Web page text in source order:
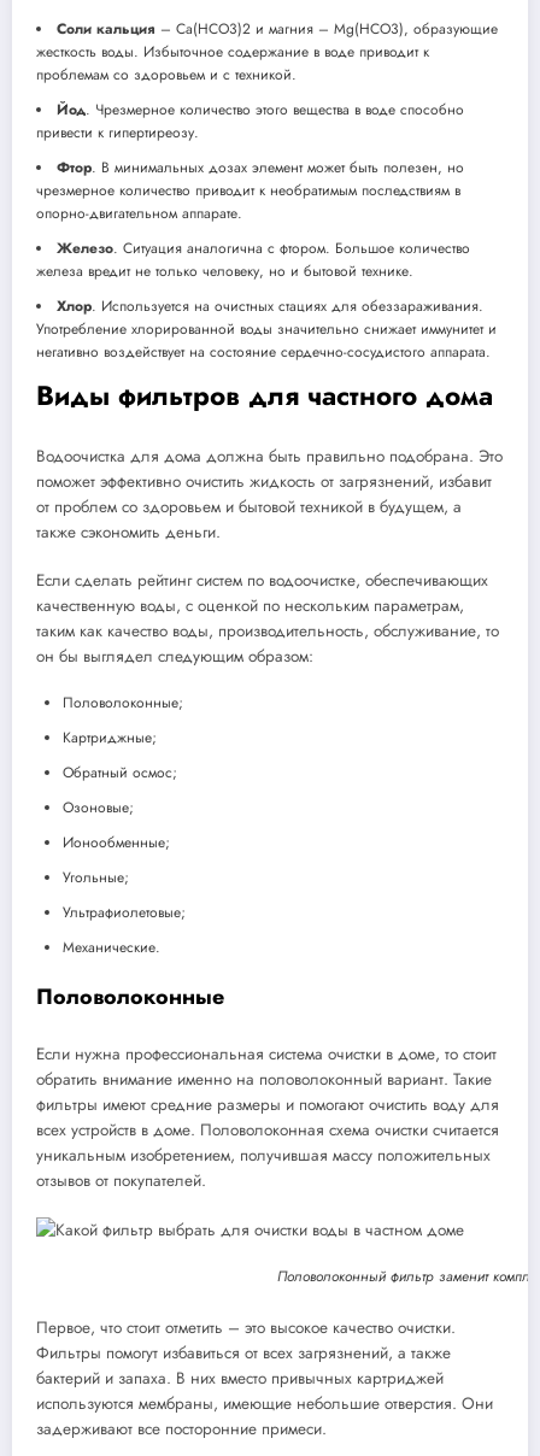
Соли кальция – Ca(HCO3)2 и магния – Mg(HCO3), образующие
жесткость воды. Избыточное содержание в воде приводит к
проблемам со здоровьем и с техникой.
Йод. Чрезмерное количество этого вещества в воде способно
привести к гипертиреозу.
Фтор. В минимальных дозах элемент может быть полезен, но
чрезмерное количество приводит к необратимым последствиям в
опорно-двигательном аппарате.
Железо. Ситуация аналогична с фтором. Большое количество
железа вредит не только человеку, но и бытовой технике.
Хлор. Используется на очистных стациях для обеззараживания.
Употребление хлорированной воды значительно снижает иммунитет и
негативно воздействует на состояние сердечно-сосудистого аппарата.
Виды фильтров для частного дома
Водоочистка для дома должна быть правильно подобрана. Это
поможет эффективно очистить жидкость от загрязнений, избавит
от проблем со здоровьем и бытовой техникой в будущем, а
также сэкономить деньги.
Если сделать рейтинг систем по водоочистке, обеспечивающих
качественную воды, с оценкой по нескольким параметрам,
таким как качество воды, производительность, обслуживание, то
он бы выглядел следующим образом:
Половолоконные;
Картриджные;
Обратный осмос;
Озоновые;
Ионообменные;
Угольные;
Ультрафиолетовые;
Механические.
Половолоконные
Если нужна профессиональная система очистки в доме, то стоит
обратить внимание именно на половолоконный вариант. Такие
фильтры имеют средние размеры и помогают очистить воду для
всех устройств в доме. Половолоконная схема очистки считается
уникальным изобретением, получившая массу положительных
отзывов от покупателей.
Половолоконный фильтр заменит
Первое, что стоит отметить – это высокое качество очистки.
Фильтры помогут избавиться от всех загрязнений, а также
бактерий и запаха. В них вместо привычных картриджей
используются мембраны, имеющие небольшие отверстия. Они
задерживают все посторонние примеси.